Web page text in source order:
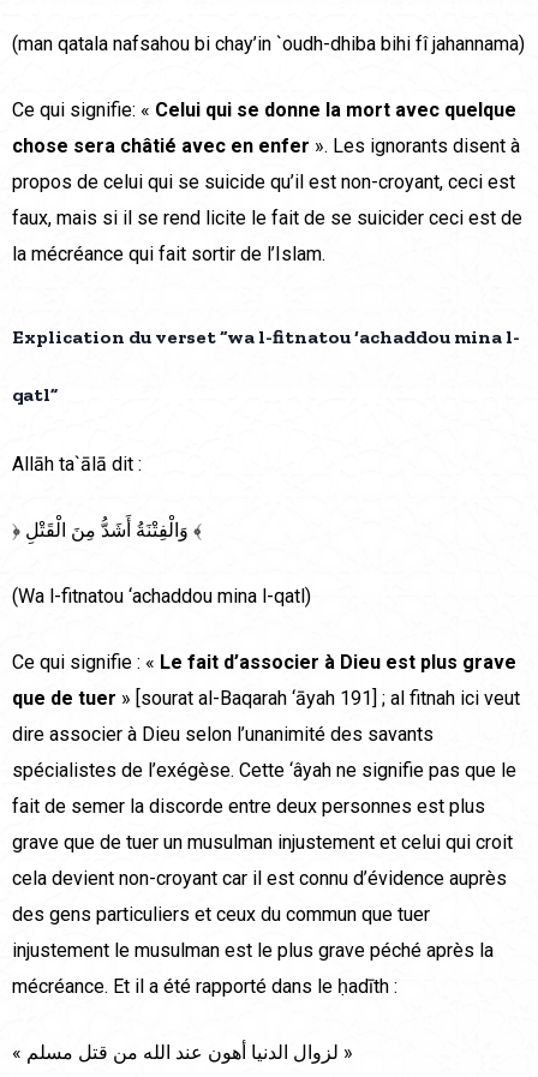
(man qatala nafsahou bi chay’in `oudh-dhiba bihi fî jahannama)
Ce qui signifie: « Celui qui se donne la mort avec quelque
chose sera châtié avec en enfer ». Les ignorants disent à
propos de celui qui se suicide qu’il est non-croyant, ceci est
faux, mais si il se rend licite le fait de se suicider ceci est de
la mécréance qui fait sortir de l’Islam.
Explication du verset “wa l-fitnatou ‘achaddou mina l-
qatl”
Allāh ta`ālā dit :
﴿ وَالْفِتْنَةُ أَشَدُّ مِنَ الْقَتْلِ ﴾
(Wa l-fitnatou ‘achaddou mina l-qatl)
Ce qui signifie : « Le fait d’associer à Dieu est plus grave
que de tuer » [sourat al-Baqarah ‘āyah 191] ; al fitnah ici veut
dire associer à Dieu selon l’unanimité des savants
spécialistes de l’exégèse. Cette ‘âyah ne signifie pas que le
fait de semer la discorde entre deux personnes est plus
grave que de tuer un musulman injustement et celui qui croit
cela devient non-croyant car il est connu d’évidence auprès
des gens particuliers et ceux du commun que tuer
injustement le musulman est le plus grave péché après la
mécréance. Et il a été rapporté dans le ḥadīth :
« لزوال الدنيا أهون عند الله من قتل مسلم »